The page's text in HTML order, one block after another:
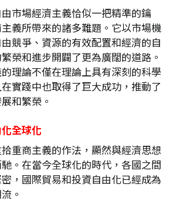
市場經濟主義恰似一把精準的鑰
義所帶來的諸多難題。它以市場機
競爭、資源的有效配置和經濟的自
榮和進步開闢了更為廣闊的道路。
理論不僅在理論上具有深刻的科學
實踐中也取得了巨大成功，推動了
和繁榮。
全球化
重商主義的作法，顯然與經濟思想
。在當今全球化的時代，各國之間
，國際貿易和投資自由化已經成為
。